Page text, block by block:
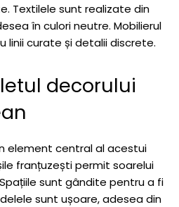
Textilele sunt realizate din
în culori neutre. Mobilierul
linii curate și detalii discrete.
decorului
element central al acestui
franțuzești permit soarelui
sunt gândite pentru a fi
sunt ușoare, adesea din